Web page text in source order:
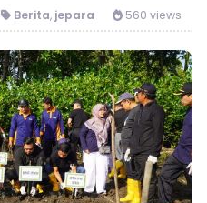
Berita, jepara 560 views